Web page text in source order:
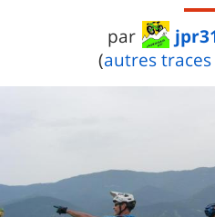
par
(autres